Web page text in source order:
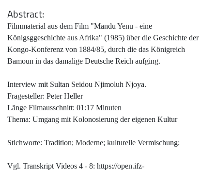
Abstract
Filmmaterial aus dem Film "Mandu Yenu - eine
Königsggeschichte aus Afrika" (1985) über die Geschichte der
Kongo-Konferenz von 1884/85, durch die das Königreich
Bamoun in das damalige Deutsche Reich aufging.
Interview mit Sultan Seidou Njimoluh Njoya.
Fragesteller: Peter Heller
Länge Filmausschnitt: 01:17 Minuten
Thema: Umgang mit Kolonosierung der eigenen Kultur
Stichworte: Tradition; Moderne; kulturelle Vermischung;
Vgl. Transkript Videos 4 - 8: https://open.ifz-